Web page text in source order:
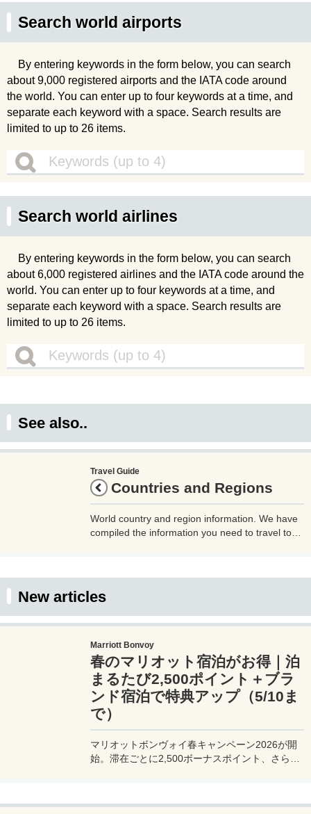
Search world airports
By entering keywords in the form below, you can search
about 9,000 registered airports and the IATA code around
the world. You can enter up to four keywords at a time, and
separate each keyword with a space. Search results are
limited to up to 26 items.
Search world airlines
By entering keywords in the form below, you can search
about 6,000 registered airlines and the IATA code around the
world. You can enter up to four keywords at a time, and
separate each keyword with a space. Search results are
limited to up to 26 items.
See also..
Travel Guide
Countries and Regions
World country and region information. We have
compiled the information you need to travel to
traveling.
New articles
Marriott Bonvoy
春のマリオット宿泊がお得｜泊
まるたび2,500ポイント＋ブラ
ンド宿泊で特典アップ（5/10ま
で）
マリオットボンヴォイ春キャンペーン2026が開
始。滞在ごとに2,500ボーナスポイント、さらに